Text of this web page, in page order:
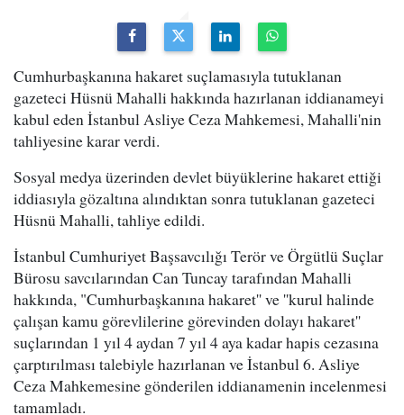
Cumhurbaşkanına hakaret suçlamasıyla tutuklanan
gazeteci Hüsnü Mahalli hakkında hazırlanan iddianameyi
kabul eden İstanbul Asliye Ceza Mahkemesi, Mahalli'nin
tahliyesine karar verdi.
Sosyal medya üzerinden devlet büyüklerine hakaret ettiği
iddiasıyla gözaltına alındıktan sonra tutuklanan gazeteci
Hüsnü Mahalli, tahliye edildi.
İstanbul Cumhuriyet Başsavcılığı Terör ve Örgütlü Suçlar
Bürosu savcılarından Can Tuncay tarafından Mahalli
hakkında, "Cumhurbaşkanına hakaret'' ve ''kurul halinde
çalışan kamu görevlilerine görevinden dolayı hakaret''
suçlarından 1 yıl 4 aydan 7 yıl 4 aya kadar hapis cezasına
çarptırılması talebiyle hazırlanan ve İstanbul 6. Asliye
Ceza Mahkemesine gönderilen iddianamenin incelenmesi
tamamladı.